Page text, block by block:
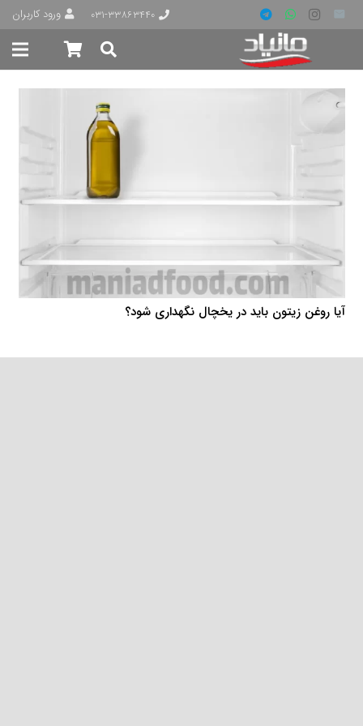
۰۳۱-۳۳۸۶۳۴۴۰ ورود کاربران
آیا روغن زیتون باید در یخچال نگهداری شود؟